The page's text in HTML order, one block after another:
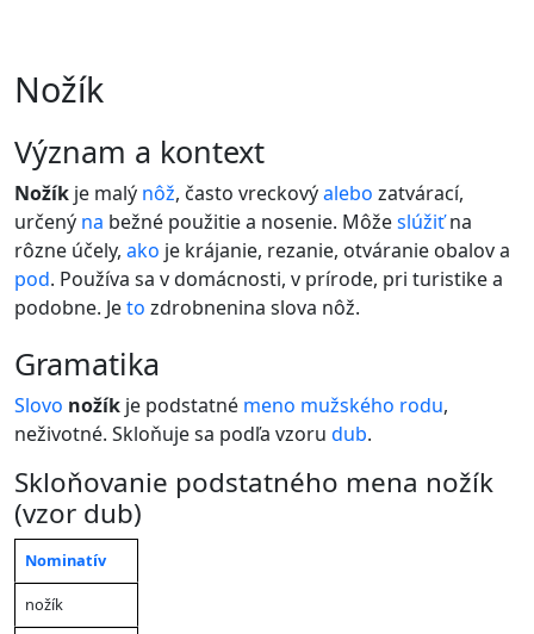
Nožík
význam a kontext
Nožík je malý nôž, často vreckovýalebo zatvárací,
určený na bežné použitie a nosenie. Môžeslúžiťna
rôzne účely, ako je krájanie, rezanie, otváranie obalov a
pod. Používa sa v domácnosti, v prírode, pri turistike a
podobne. Jeto zdrobnenina slova nôž.
gramatika
Slovo nožík je podstatné meno mužského rodu,
neživotné. Skloňuje sa podľa vzoru dub.
Skloňovanie podstatného mena nožík
(vzor dub)
Pád
Jednotné
číslo
Nominatív
nožík